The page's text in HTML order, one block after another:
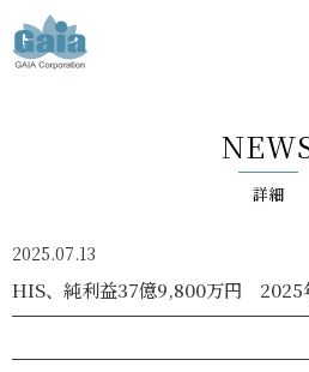
ア -
GAIA
Corporation
詳細
2025.07.13
HIS、純利益37億9,800万円 2025